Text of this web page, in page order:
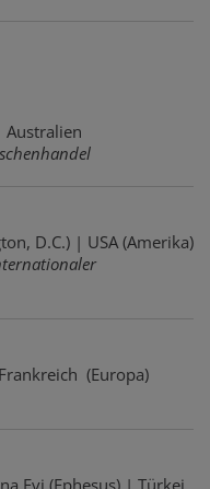
Australien
D.C.) | USA (Amerika)
(Europa)
Evi (Ephesus) | Türkei